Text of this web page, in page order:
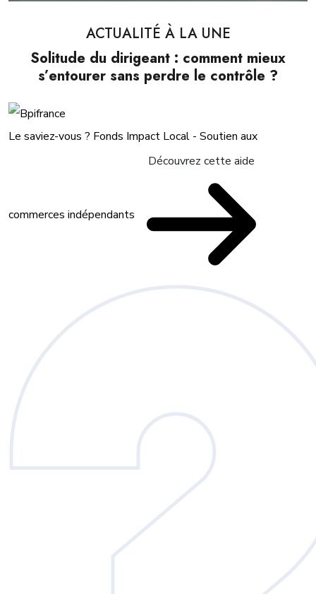
ACTUALITÉ À LA UNE
Solitude du dirigeant : comment mieux
s’entourer sans perdre le contrôle ?
Le saviez-vous ? Fonds Impact Local - Soutien aux
commerces indépendants
Découvrez cette aide